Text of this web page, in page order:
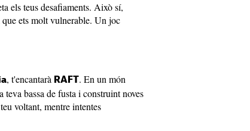
els teus desafiaments. Això sí,
que ets molt vulnerable. Un joc
, t'encantarà RAFT . En un món
bassa de fusta i construint noves
voltant, mentre intentes